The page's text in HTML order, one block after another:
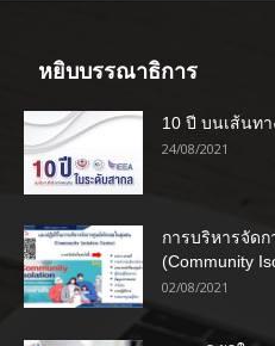
หยิบบรรณาธิการ
10 ปี บนเส้นท
24/08/2021
การบริหารจัด
(Community
02/08/2021